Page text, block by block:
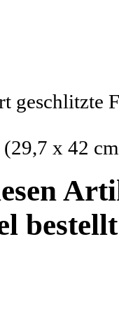
geschlitzte
x 42